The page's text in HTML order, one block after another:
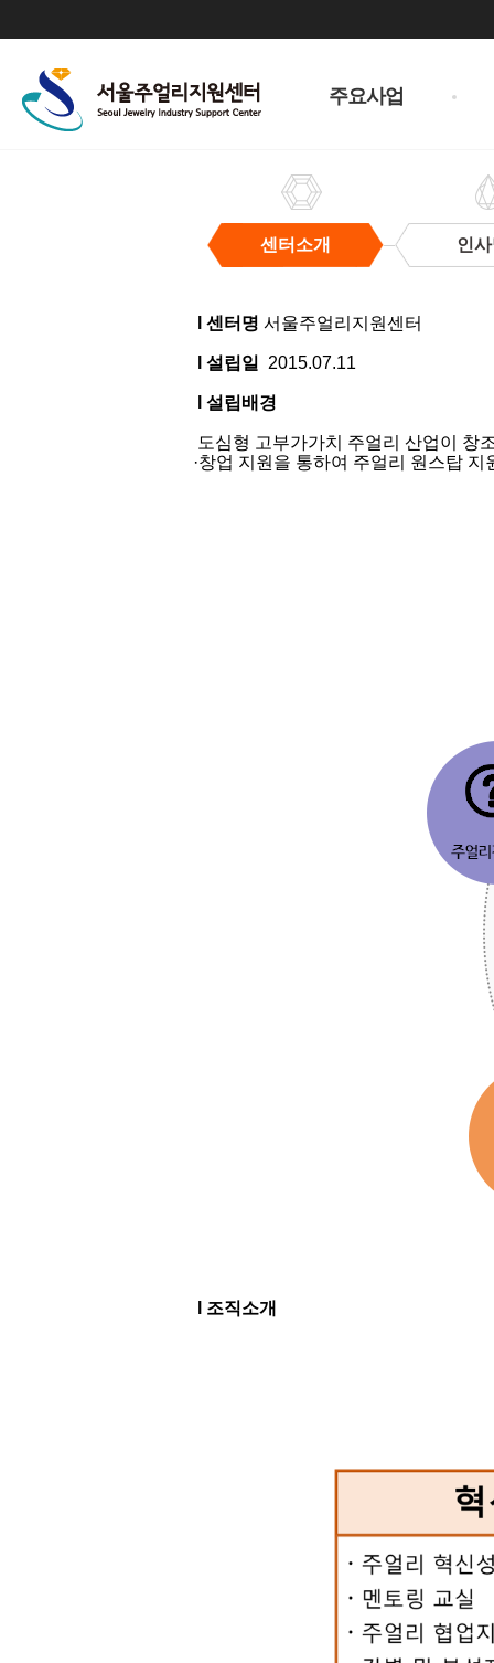
주요사업
센터소개 인
소l 센터명 서울주얼리지원센터
l 설립일 2015.07.11
l 설립배경
도심형 고부가가치 주얼리 산업이 창
·창업 지원을 통하여 주얼리 원스탑
l 조직소개